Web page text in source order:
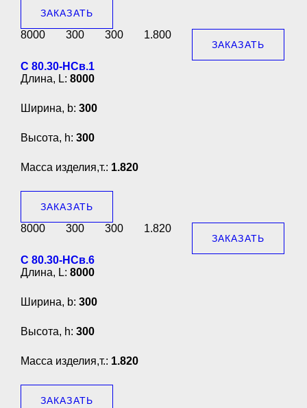
ЗАКАЗАТЬ
8000 300 300 1.800
ЗАКАЗАТЬ
С 80.30-НСв.1
Длина, L: 8000
Ширина, b: 300
Высота, h: 300
Масса изделия,т.: 1.820
ЗАКАЗАТЬ
8000 300 300 1.820
ЗАКАЗАТЬ
С 80.30-НСв.6
Длина, L: 8000
Ширина, b: 300
Высота, h: 300
Масса изделия,т.: 1.820
ЗАКАЗАТЬ